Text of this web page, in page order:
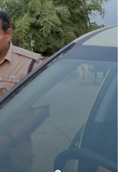
0
का गेहूं सड़ा, 5,700
0
कोड के नाम पर लाखों की
गिरफ्तार